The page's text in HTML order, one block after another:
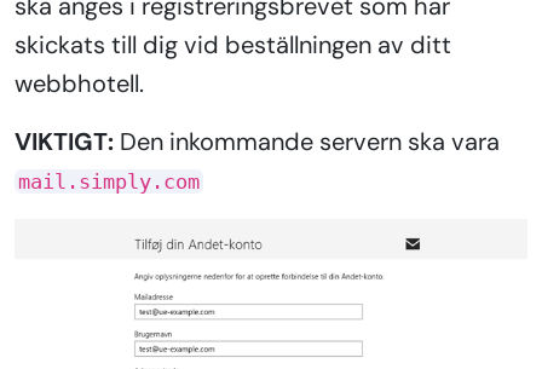
skickats till dig vid beställningen av ditt
webbhotell.
VIKTIGT: Den inkommande servern ska vara
mail.simply.com